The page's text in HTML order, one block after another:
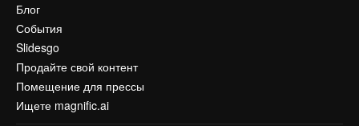
Блог
События
Slidesgo
Продайте свой контент
Помещение для прессы
Ищете magnific.ai